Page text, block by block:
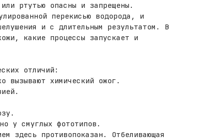
ртутью опасны и запрещены.
перекисью водорода, и
и с длительным результатом. В
какие процессы запускает и
отличий:
вызывают химический ожог.
у смуглых фототипов.
здесь противопоказан. Отбеливающая